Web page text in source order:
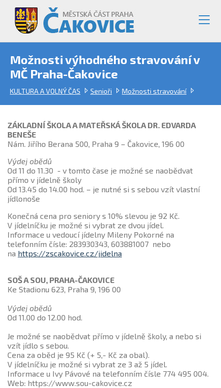
Možnosti výhodného stravování v
MČ Praha-Čakovice
KULTURA A VOLNÝ ČAS Senioři Možnosti stravování
ZÁKLADNÍ ŠKOLA A MATEŘSKÁ ŠKOLA DR. EDVARDA
BENEŠE
Nám. Jiřího Berana 500, Praha 9 – Čakovice, 196 00
Výdej obědů
Od 11 do 11.30 - v tomto čase je možné se naobědvat
přímo v jídelně školy
Od 13.45 do 14.00 hod. – je nutné si s sebou vzít vlastní
jídlonoše
Konečná cena pro seniory s 10% slevou je 92 Kč.
V jídelníčku je možné si vybrat ze dvou jídel.
Informace u vedoucí jídelny Mileny Pokorné na
telefonním čísle: 283930343, 603881007 nebo
na https://zscakovice.cz/jidelna
SOŠ A SOU, PRAHA-ČAKOVICE
Ke Stadionu 623, Praha 9, 196 00
Výdej obědů
Od 11.00 do 12.00 hod.
Je možné se naobědvat přímo v jídelně školy, a nebo si
vzít jídlo s sebou.
Cena za oběd je 95 Kč (+ 5,- Kč za obal).
V jídelníčku je možné si vybrat ze 3 až 5 jídel.
Informace u Ivy Pávové na telefonním čísle 774 495 004.
Web: https://www.sou-cakovice.cz